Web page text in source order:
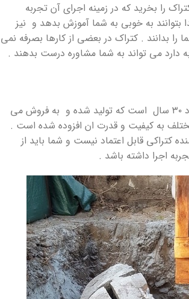
را بخرید که در زمینه اجرای آن تجربه
بتوانند به خوبی به شما آموزش بدهد و نیز
بدانند . کتراک در بعضی از کارها بصرفه نمی
دارد می تواند به شما مشاوره درست بدهند .
کتراک در جهان حدود ۳۰ سال است که تولید شده و به فروش می
به کیفیت و قدرت ان افزوده شده است .
کتراکی قابل اعتماد نیست و شما باید از
اجرا داشته باشد .